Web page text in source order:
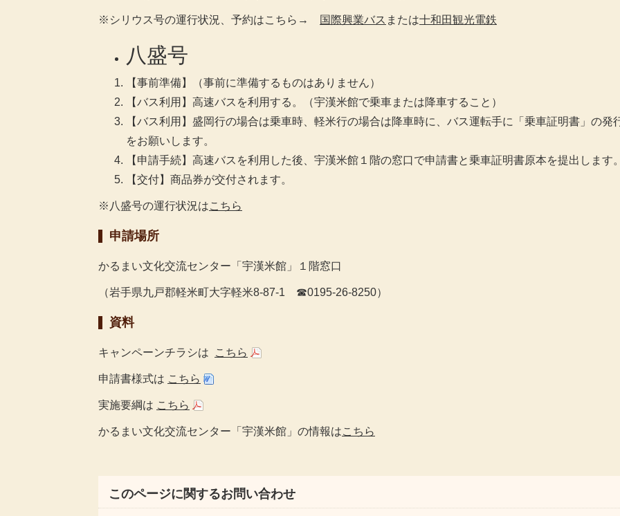
※シリウス号の運行状況、予約はこちら→ 国際興業バス または十和田観光電鉄
八盛号
【事前準備】（事前に準備するものはありません）
【バス利用】高速バスを利用する。（宇漢米館で乗車または降車すること）
【バス利用】盛岡行の場合は乗車時、軽米行の場合は降車時に、バス運転手に「乗車証明書」の発
をお願いします。
【申請手続】高速バスを利用した後、宇漢米館１階の窓口で申請書と乗車証明書原本を提出します
【交付】商品券が交付されます。
※八盛号の運行状況はこちら
申請場所
かるまい文化交流センター「宇漢米館」１階窓口
（岩手県九戸郡軽米町大字軽米8-87-1 ☎0195-26-8250）
資料
キャンペーンチラシは こちら
申請書様式は こちら
実施要綱は こちら
かるまい文化交流センター「宇漢米館」の情報はこちら
このページに関するお問い合わせ